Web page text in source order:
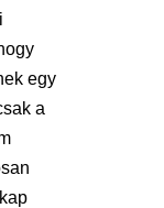
egy
a